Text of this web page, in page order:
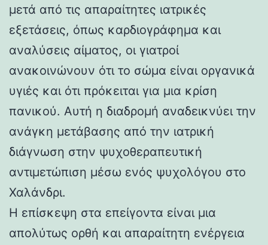
μετά από τις απαραίτητες ιατρικές
εξετάσεις, όπως καρδιογράφημα και
αναλύσεις αίματος, οι γιατροί
ανακοινώνουν ότι το σώμα είναι οργανικά
υγιές και ότι πρόκειται για μια κρίση
πανικού. Αυτή η διαδρομή αναδεικνύει την
ανάγκη μετάβασης από την ιατρική
διάγνωση στην ψυχοθεραπευτική
αντιμετώπιση μέσω ενός ψυχολόγου στο
Χαλάνδρι.
Η επίσκεψη στα επείγοντα είναι μια
απολύτως ορθή και απαραίτητη ενέργεια